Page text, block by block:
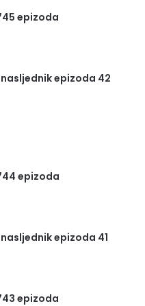
epizoda
epizoda 42
epizoda
epizoda 41
epizoda